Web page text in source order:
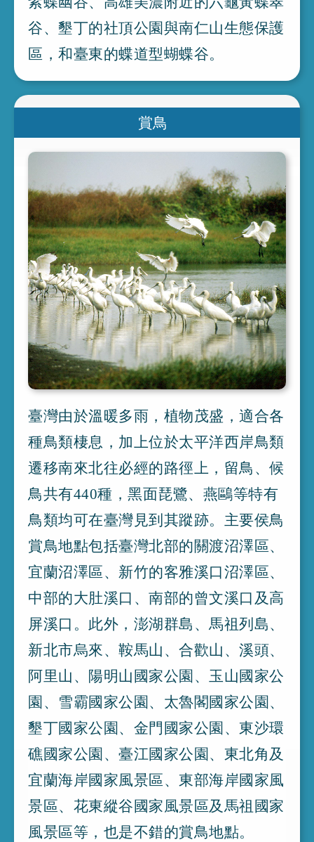
谷 、墾丁的社頂公園與南仁山生態保護
區 ，和臺東的蝶道型蝴蝶谷 。
賞鳥
臺灣由於溫暖多雨 ， 植物茂盛 ，適合各
種鳥類棲息 ， 加上位於太平洋西岸鳥類
遷移南來北往必經的路徑上 ， 留鳥 、候
鳥共有440種 ，黑面琵鷺、 燕鷗等特有
鳥類均可在臺灣見到其蹤跡。 主要侯鳥
賞鳥地點包括臺灣北部的關渡沼澤區、
宜蘭沼澤區、 新竹的客雅溪口沼澤區、
中部的大肚溪口 、南部的曾文溪口及高
屏溪口 。 此外 ， 澎湖群島 、 馬祖列島、
新北市烏來、鞍馬山 、合歡山 、溪頭、
阿里山 、 陽明山國家公園 、 玉山國家公
園 、 雪霸國家公園 、 太魯閣國家公園 、
墾丁國家公園 、 金門國家公園 、東沙環
礁國家公園 、臺江國家公園 、 東北角及
宜蘭海岸國家風景區、東部海岸國家風
景區、 花東縱谷國家風景區及馬祖國家
風景區等 ， 也是不錯的賞鳥地點。